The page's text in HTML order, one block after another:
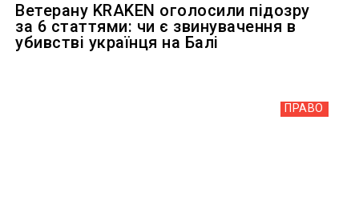
Ветерану KRAKEN оголосили підозру
за 6 статтями: чи є звинувачення в
убивстві українця на Балі
ПРАВО